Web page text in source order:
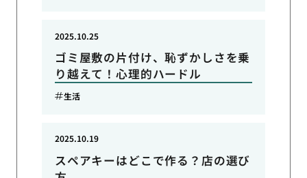
ゴミ屋敷の片付け、恥ずかしさを乗
り越えて！心理的ハードル
2025.10.25
生活
スペアキーはどこで作る？店の選び
2025.10.19